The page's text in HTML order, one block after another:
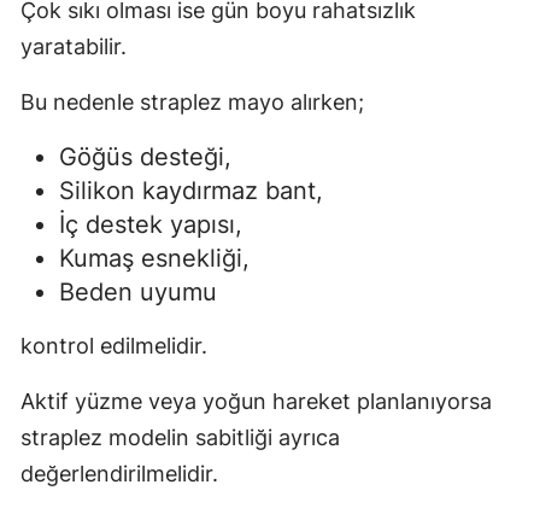
Çok sıkı olması ise gün boyu rahatsızlık
yaratabilir.
Bu nedenle straplez mayo alırken;
Göğüs desteği,
Silikon kaydırmaz bant,
İç destek yapısı,
Kumaş esnekliği,
Beden uyumu
kontrol edilmelidir.
Aktif yüzme veya yoğun hareket planlanıyorsa
straplez modelin sabitliği ayrıca
değerlendirilmelidir.